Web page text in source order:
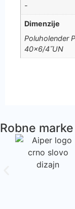
-
Dimenzije
Poluholender
40×6/4˝UN
Robne marke